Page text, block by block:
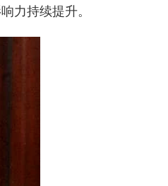
力持续提升。